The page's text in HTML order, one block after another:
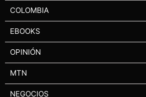
COLOMBIA
EBOOKS
OPINIÓN
MTN
NEGOCIOS